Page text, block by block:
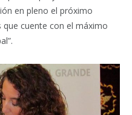
en pleno el próximo
cuente con el máximo